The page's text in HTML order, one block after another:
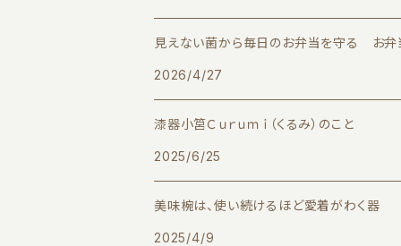
皿、盛器
箸、カトラリー
見えない菌から毎日のお弁当を守る お弁
2026/4/27
漆器小筥Ｃｕｒｕｍｉ（くるみ）のこと
2025/6/25
美味椀は、使い続けるほど愛着がわく器
2025/4/9